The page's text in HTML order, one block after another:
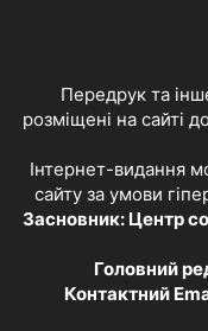
Передрук та
розміщені на сайті
Інтернет-видання
сайту за умови
Засновник: Центр
Головний
Контактний